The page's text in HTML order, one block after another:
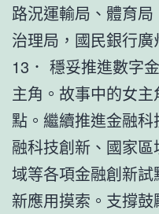
路況運輸局、體育
治理局，國民銀行廣
13． 穩妥推進數字
主角。故事中的女
點。繼續推進金融
融科技創新、國家
域等各項金融創新
新應用摸索。支撐